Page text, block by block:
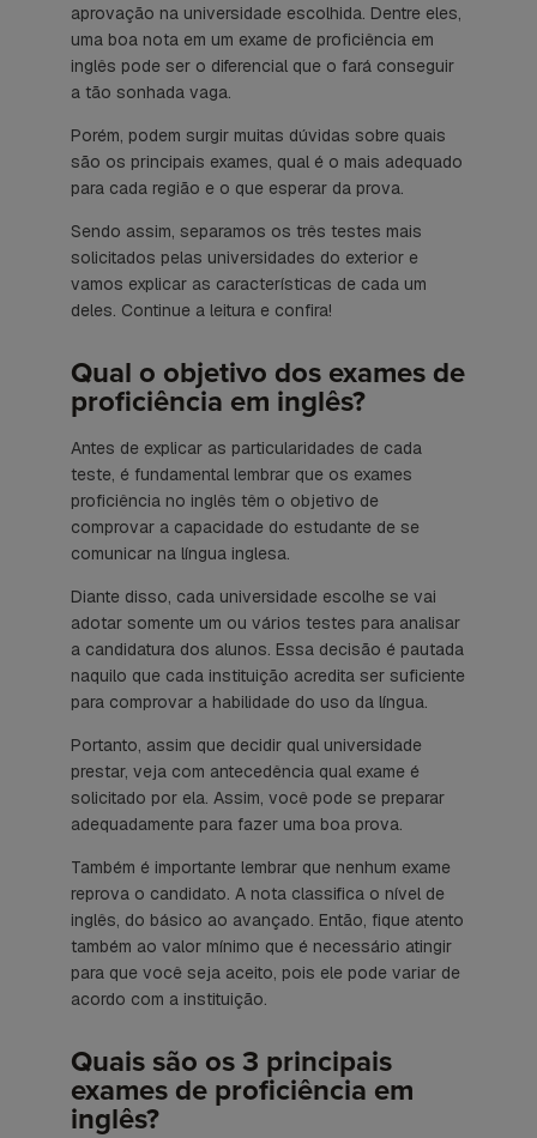
aprovação na universidade escolhida. Dentre eles,
uma boa nota em um exame de proficiência em
inglês pode ser o diferencial que o fará conseguir
a tão sonhada vaga.
Porém, podem surgir muitas dúvidas sobre quais
são os principais exames, qual é o mais adequado
para cada região e o que esperar da prova.
Sendo assim, separamos os três testes mais
solicitados pelas universidades do exterior e
vamos explicar as características de cada um
deles. Continue a leitura e confira!
Qual o objetivo dos exames de
proficiência em inglês?
Antes de explicar as particularidades de cada
teste, é fundamental lembrar que os exames
proficiência no inglês têm o objetivo de
comprovar a capacidade do estudante de se
comunicar na língua inglesa.
Diante disso, cada universidade escolhe se vai
adotar somente um ou vários testes para analisar
a candidatura dos alunos. Essa decisão é pautada
naquilo que cada instituição acredita ser suficiente
para comprovar a habilidade do uso da língua.
Portanto, assim que decidir qual universidade
prestar, veja com antecedência qual exame é
solicitado por ela. Assim, você pode se preparar
adequadamente para fazer uma boa prova.
Também é importante lembrar que nenhum exame
reprova o candidato. A nota classifica o nível de
inglês, do básico ao avançado. Então, fique atento
também ao valor mínimo que é necessário atingir
para que você seja aceito, pois ele pode variar de
acordo com a instituição.
Quais são os 3 principais
exames de proficiência em
inglês?